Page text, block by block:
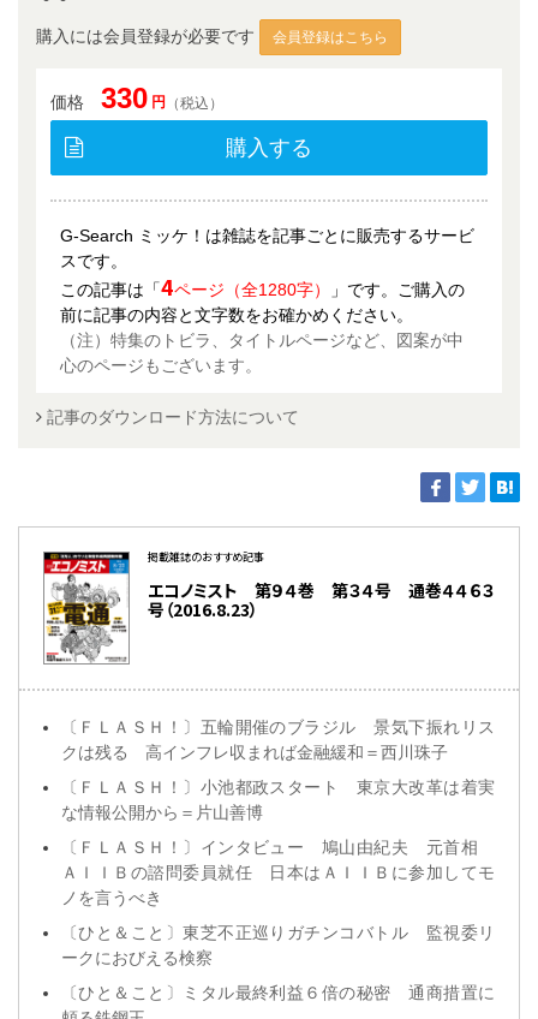
購入には会員登録が必要です 会員登録はこちら
価格 330 円 （税込）
購入する
G-Search ミッケ！は雑誌を記事ごとに販売するサービ
スです。
この記事は「4ページ（全1280字）
」です。ご購入の
前に記事の内容と文字数をお確かめください。
（注）特集のトビラ、タイトルページなど、図案が中
心のページもございます。
記事のダウンロード方法について
掲載雑誌のおすすめ記事
エコノミスト 第９４巻 第３４号 通巻４４６３
号（2016.8.23）
〔ＦＬＡＳＨ！〕五輪開催のブラジル 景気下振れリス
クは残る 高インフレ収まれば金融緩和＝西川珠子
〔ＦＬＡＳＨ！〕小池都政スタート 東京大改革は着実
な情報公開から＝片山善博
〔ＦＬＡＳＨ！〕インタビュー 鳩山由紀夫 元首相
ＡＩＩＢの諮問委員就任 日本はＡＩＩＢに参加してモ
ノを言うべき
〔ひと＆こと〕東芝不正巡りガチンコバトル 監視委リ
ークにおびえる検察
〔ひと＆こと〕ミタル最終利益６倍の秘密 通商措置に